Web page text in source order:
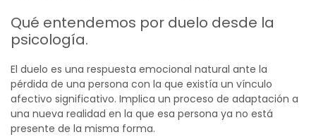
Qué entendemos por duelo desde la
psicología.
El duelo es una respuesta emocional natural ante la
pérdida de una persona con la que existía un vínculo
afectivo significativo. Implica un proceso de adaptación a
una nueva realidad en la que esa persona ya no está
presente de la misma forma.